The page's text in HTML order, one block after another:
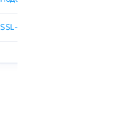
SSL-сертификаты GlobalSign